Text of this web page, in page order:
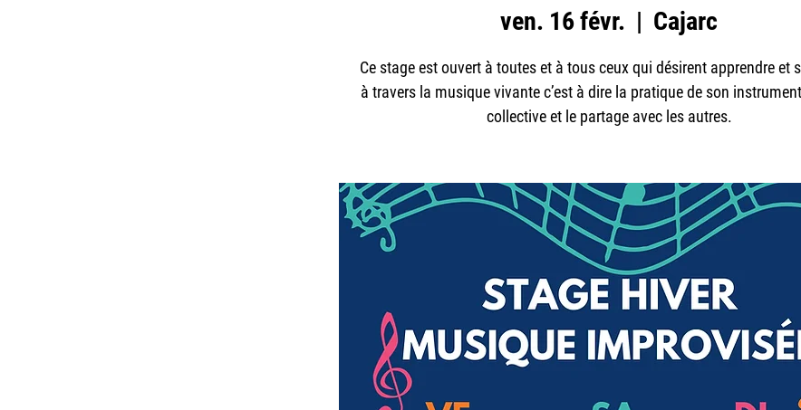
ven. 16 févr.
  |
Cajarc
Ce stage est ouvert à toutes et à tous ceux qui désirent apprendre et
à travers la musique vivante c’est à dire la pratique de son
collective et le partage avec les autres.